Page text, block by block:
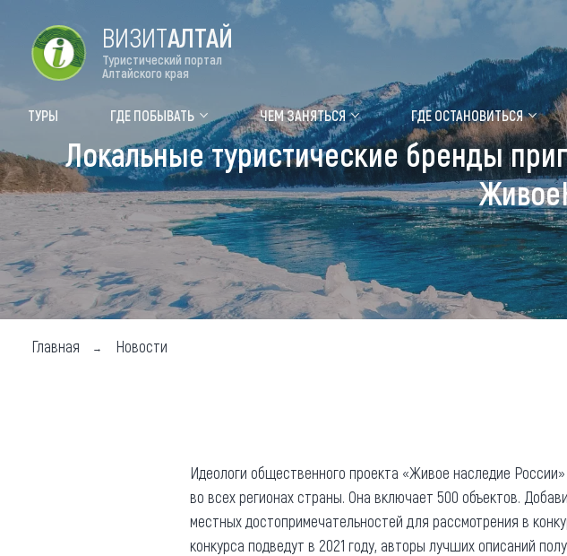
Форум VISIT ALTAI Цветение маральника
Туры Где побывать
Объекты природы
Объекты истории и культуры
Объекты развлечений
Топ туристических мест
Придорожные кафе
Новости
Что привезти
ВИЗИТАЛТАЙ
Туристический портал
Алтайского края
ТУРЫ ГДЕ ПОБЫВАТЬ ЧЕМ ЗАНЯТЬСЯ ГДЕ ОСТАНОВИТЬСЯ
Локальные туристические бренды
Главная Новости
Идеологи общественного проекта «Живое наследие
во всех регионах страны. Она включает 500 объектов.
местных достопримечательностей для рассмотрения в
конкурса подведут в 2021 году, авторы лучших описаний